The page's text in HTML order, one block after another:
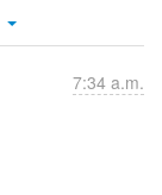
7:34 a.m.